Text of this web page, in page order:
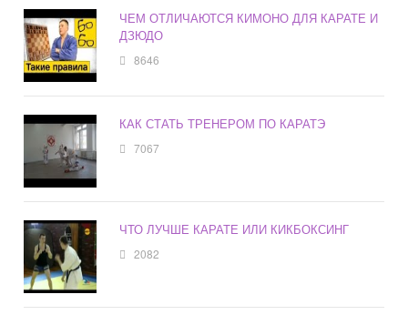
ЧЕМ ОТЛИЧАЮТСЯ КИМОНО ДЛЯ КАРАТЕ И
ДЗЮДО
8646
КАК СТАТЬ ТРЕНЕРОМ ПО КАРАТЭ
7067
ЧТО ЛУЧШЕ КАРАТЕ ИЛИ КИКБОКСИНГ
2082